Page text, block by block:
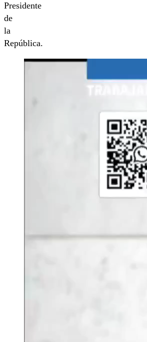
Presidente
de
la
República.